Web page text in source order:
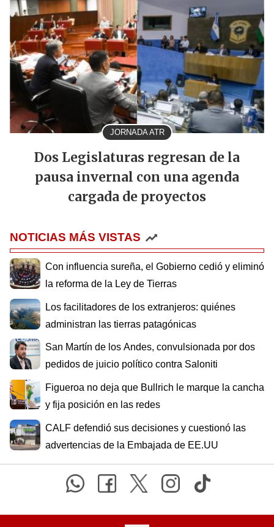
JORNADA ATR
Dos Legislaturas regresan de la
pausa invernal con una agenda
cargada de proyectos
NOTICIAS MÁS VISTAS
Con influencia sureña, el Gobierno cedió y eliminó
la reforma de la Ley de Tierras
Los facilitadores de los extranjeros: quiénes
administran las tierras patagónicas
San Martín de los Andes, convulsionada por dos
pedidos de juicio político contra Saloniti
Figueroa no deja que Bullrich le marque la cancha
y fija posición en las redes
CALF defendió sus decisiones y cuestionó las
advertencias de la Embajada de EE.UU